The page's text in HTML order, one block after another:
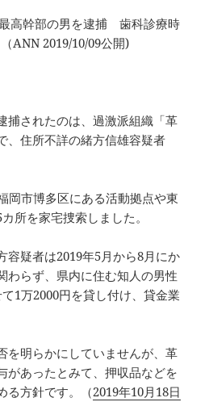
高幹部の男を逮捕 歯科診療時
ANN 2019/10/09公開)
捕されたのは、過激派組織「革
、住所不詳の緒方信雄容疑者
岡市博多区にある活動拠点や東
所を家宅捜索しました。
容疑者は2019年5月から8月にか
わらず、県内に住む知人の男性
1万2000円を貸し付け、貸金業
を明らかにしていませんが、革
があったとみて、押収品などを
る方針です。（2019年10月18日